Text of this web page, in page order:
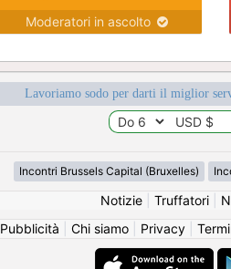
Moderatori in ascolto
Lavoriamo sodo per darti il miglior
Incontri Brussels Capital (Bruxelles)
Notizie| Truffatori|
Pubblicità Chi siamo Privacy